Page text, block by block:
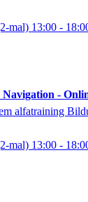
mal) 13:00 -
-
alfatraining
mal) 13:00 -